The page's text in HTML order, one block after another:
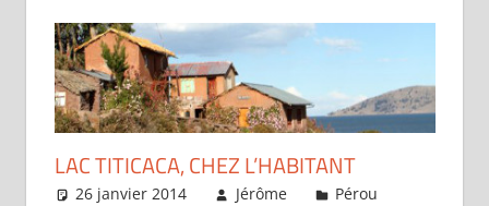
LAC TITICACA, CHEZ L’HABITANT
26 janvier 2014 Jérôme Pérou